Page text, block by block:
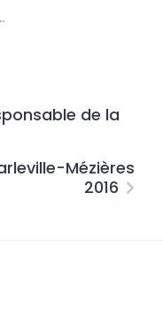
de la
Mézières
2016